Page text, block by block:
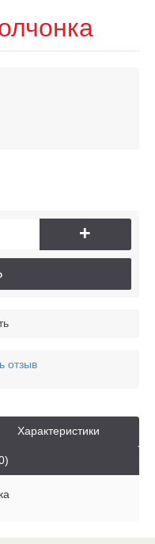
+
отзыв
Характеристики